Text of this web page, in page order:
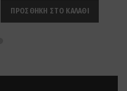
ΠΡΟΣΘΉΚΗ ΣΤΟ ΚΑΛΆΘΙ